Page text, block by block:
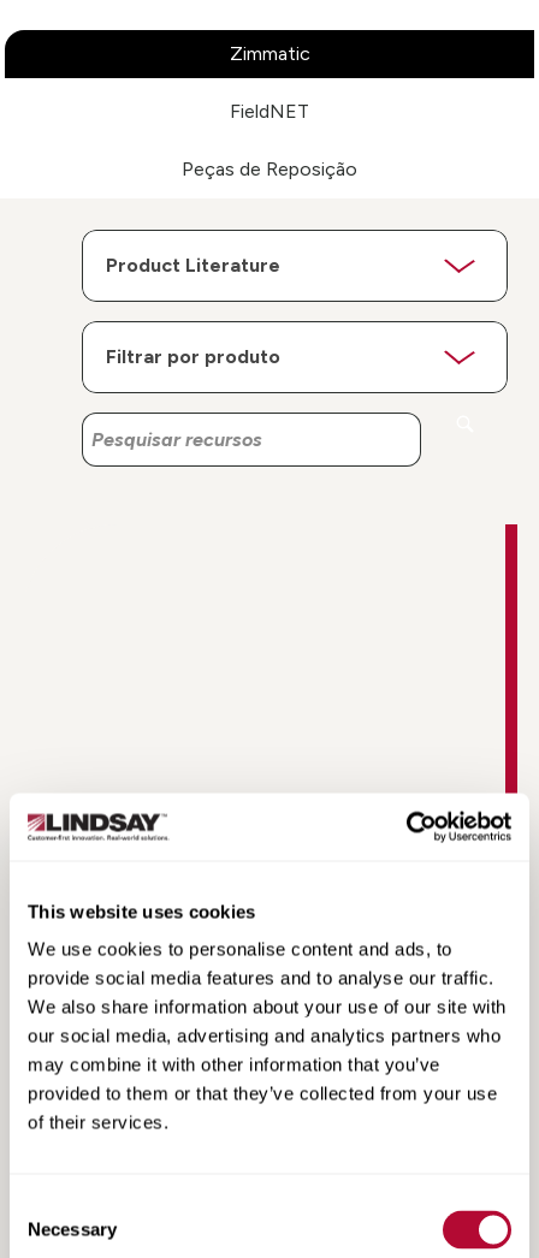
This website uses cookies
We use cookies to personalise content and ads, to
provide social media features and to analyse our traffic.
We also share information about your use of our site with
our social media, advertising and analytics partners who
may combine it with other information that you’ve
provided to them or that they’ve collected from your use
of their services.
Selection
Necessary
Zimmatic
FieldNET
Peças de Reposição
Pesquisar
recursos